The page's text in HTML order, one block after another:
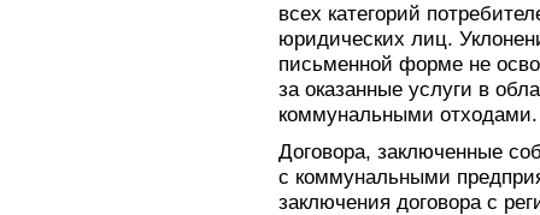
всех категорий
юридических лиц.
письменной форме не
за оказанные услуги в
коммунальными отходами.
Договора, заключенные
с коммунальными
заключения договора с